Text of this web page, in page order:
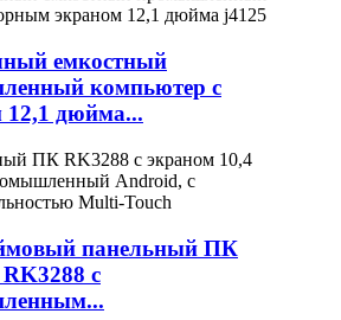
емкостный
компьютер с
12,1 дюйма...
панельный ПК
с